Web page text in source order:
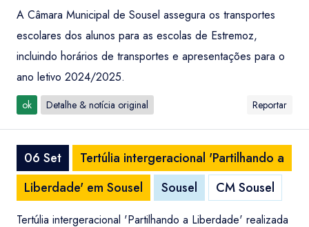
A Câmara Municipal de Sousel assegura os transportes
escolares dos alunos para as escolas de Estremoz,
incluindo horários de transportes e apresentações para o
ano letivo 2024/2025.
ok Detalhe & notícia original Reportar
06 Set
Tertúlia intergeracional 'Partilhando a
Liberdade' em Sousel
Sousel CM Sousel
Tertúlia intergeracional 'Partilhando a Liberdade' realizada